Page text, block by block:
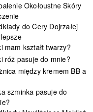
Okołoustne Skóry
do Cery Dojrzałej
mam kształt twarzy?
róż pasuje do mnie?
między kremem BB a
szminka pasuje do